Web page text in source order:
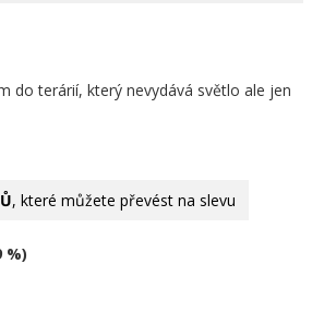
do terárií, který nevydává světlo ale jen
, které můžete převést na slevu
%)